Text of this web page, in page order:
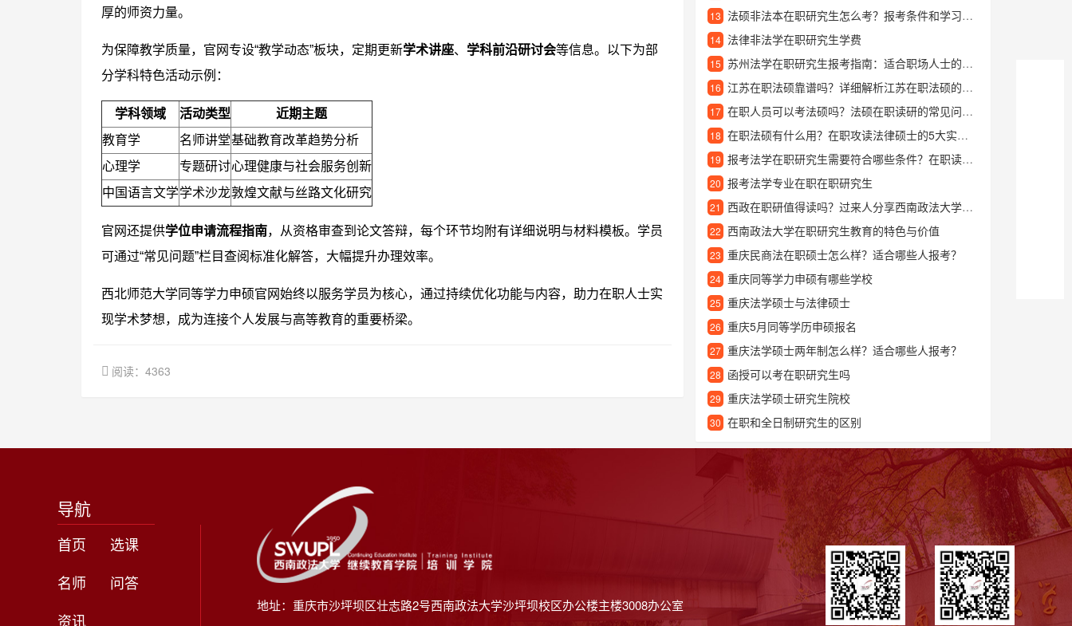
厚的师资力量。
为保障教学质量，官网专设“教学动态”板块，定期更新学术讲座、 学科前沿研讨会等信息。以下为部
分学科特色活动示例：
学科领域 活动类型
近期主题
教育学
名师讲堂基础教育改革趋势分析
心理学
专题研讨心理健康与社会服务创新
中国语言文学学术沙龙敦煌文献与丝路文化研究
官网还提供学位申请流程指南，从资格审查到论文答辩，每个环节均附有详细说明与材料模板。学员
可通过“常见问题”栏目查阅标准化解答，大幅提升办理效率。
西北师范大学同等学力申硕官网始终以服务学员为核心，通过持续优化功能与内容，助力在职人士实
现学术梦想，成为连接个人发展与高等教育的重要桥梁。
阅读：4363
13 法硕非法本在职研究生怎么考？报考条件和学习方式详解
14 法律非法学在职研究生学费
15 苏州法学在职研究生报考指南：适合职场人士的进修选择
16 江苏在职法硕靠谱吗？详细解析江苏在职法硕的优势与适合人群
17 在职人员可以考法硕吗？法硕在职读研的常见问题解答
18 在职法硕有什么用？在职攻读法律硕士的5大实际价值
19 报考法学在职研究生需要符合哪些条件？在职读法学硕士的完整指南
20 报考法学专业在职在职研究生
21 西政在职研值得读吗？过来人分享西南政法大学在职研究生的真实体验
22 西南政法大学在职研究生教育的特色与价值
23 重庆民商法在职硕士怎么样？适合哪些人报考？
24 重庆同等学力申硕有哪些学校
25 重庆法学硕士与法律硕士
26 重庆5月同等学历申硕报名
27 重庆法学硕士两年制怎么样？适合哪些人报考？
28 函授可以考在职研究生吗
29 重庆法学硕士研究生院校
30 在职和全日制研究生的区别
导航
首页
选课
名师
问答
资讯
地址：重庆市沙坪坝区壮志路2号西南政法大学沙坪坝校区办公楼主楼3008办公室